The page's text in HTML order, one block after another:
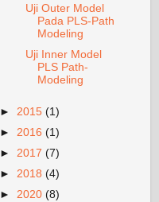
Uji Outer Model
Pada PLS-Path
Modeling
Uji Inner Model
PLS Path-
Modeling
► 2015 (1)
► 2016 (1)
► 2017 (7)
► 2018 (4)
► 2020 (8)